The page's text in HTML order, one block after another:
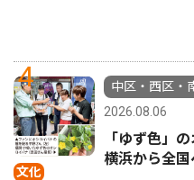
4
文化
中区・西区・
2026.08.06
「ゆず色」
横浜から全国